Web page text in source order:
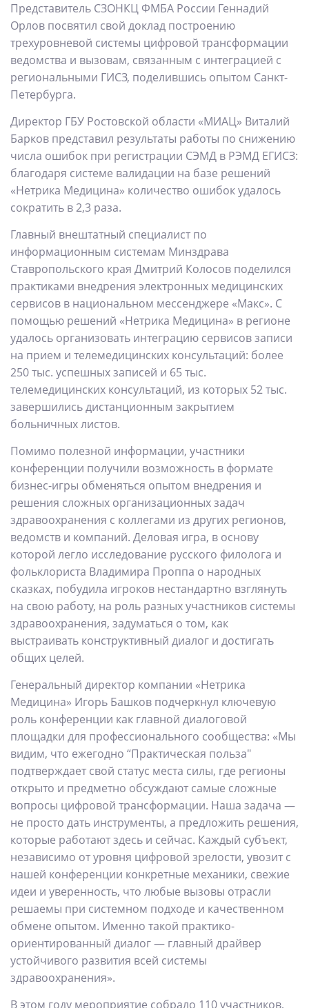
Представитель СЗОНКЦ ФМБА России Геннадий
Орлов посвятил свой доклад построению
трехуровневой системы цифровой трансформации
ведомства и вызовам, связанным с интеграцией с
региональными ГИСЗ, поделившись опытом Санкт-
Петербурга.
Директор ГБУ Ростовской области «МИАЦ» Виталий
Барков представил результаты работы по снижению
числа ошибок при регистрации СЭМД в РЭМД ЕГИСЗ:
благодаря системе валидации на базе решений
«Нетрика Медицина» количество ошибок удалось
сократить в 2,3 раза.
Главный внештатный специалист по
информационным системам Минздрава
Ставропольского края Дмитрий Колосов поделился
практиками внедрения электронных медицинских
сервисов в национальном мессенджере «Макс». С
помощью решений «Нетрика Медицина» в регионе
удалось организовать интеграцию сервисов записи
на прием и телемедицинских консультаций: более
250 тыс. успешных записей и 65 тыс.
телемедицинских консультаций, из которых 52 тыс.
завершились дистанционным закрытием
больничных листов.
Помимо полезной информации, участники
конференции получили возможность в формате
бизнес-игры обменяться опытом внедрения и
решения сложных организационных задач
здравоохранения с коллегами из других регионов,
ведомств и компаний. Деловая игра, в основу
которой легло исследование русского филолога и
фольклориста Владимира Проппа о народных
сказках, побудила игроков нестандартно взглянуть
на свою работу, на роль разных участников системы
здравоохранения, задуматься о том, как
выстраивать конструктивный диалог и достигать
общих целей.
Генеральный директор компании «Нетрика
Медицина» Игорь Башков подчеркнул ключевую
роль конференции как главной диалоговой
площадки для профессионального сообщества: «Мы
видим, что ежегодно “Практическая польза"
подтверждает свой статус места силы, где регионы
открыто и предметно обсуждают самые сложные
вопросы цифровой трансформации. Наша задача —
не просто дать инструменты, а предложить решения,
которые работают здесь и сейчас. Каждый субъект,
независимо от уровня цифровой зрелости, увозит с
нашей конференции конкретные механики, свежие
идеи и уверенность, что любые вызовы отрасли
решаемы при системном подходе и качественном
обмене опытом. Именно такой практико-
ориентированный диалог — главный драйвер
устойчивого развития всей системы
здравоохранения».
В этом году мероприятие собрало 110 участников,